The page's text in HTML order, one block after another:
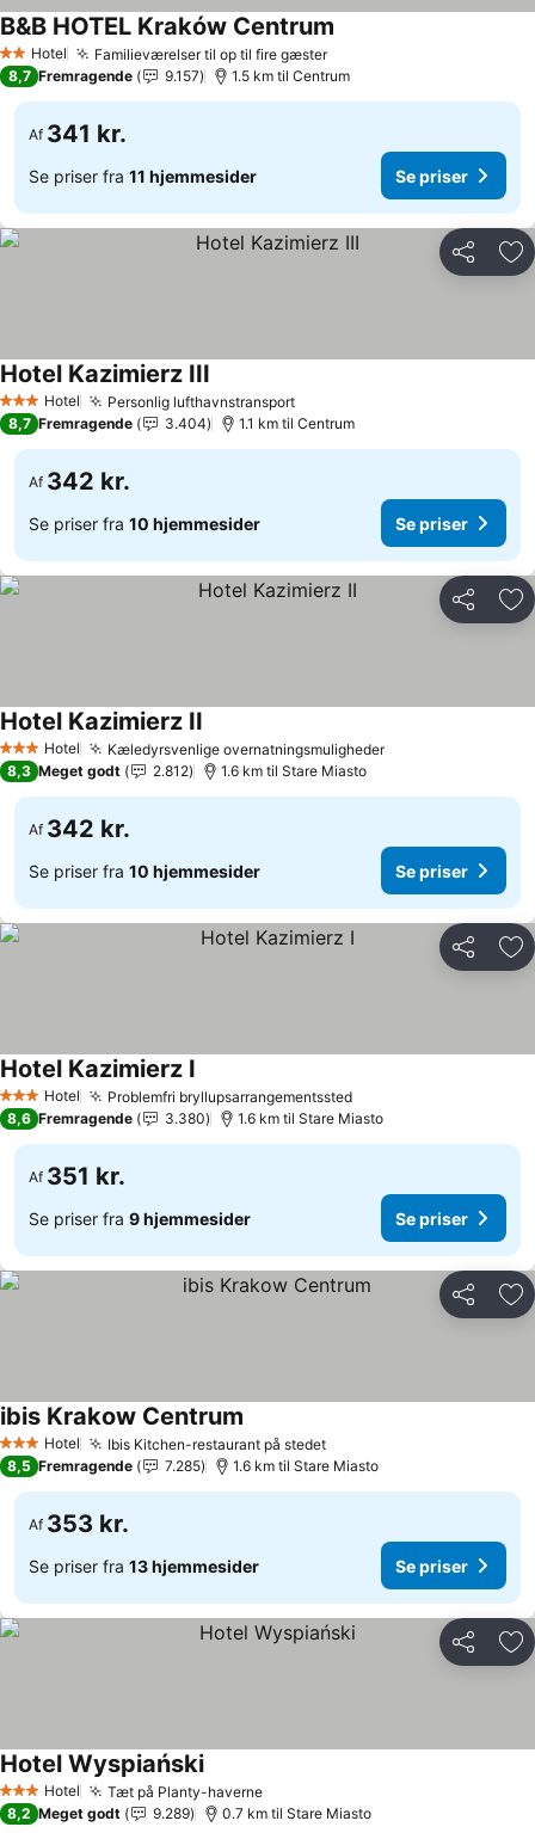
2 Stjerner
Hotel Familieværelser til op til fire gæsterSe priser
B&B HOTEL Kraków Centrum
8,7 Fremragende 9.157 1.5 km til Centrum
Af 341 kr.
Se priser fra 11 hjemmesider Se priser
Del
3 StjernerHotel Personlig lufthavnstransportSe priser
Hotel Kazimierz III
8,7 Fremragende 3.404 1.1 km til Centrum
Af 342 kr.
Se priser fra 10 hjemmesider Se priser
Del
3 StjernerHotel Kæledyrsvenlige overnatningsmulighederSe priser
Hotel Kazimierz II
8,3 Meget godt 2.812 1.6 km til Stare Miasto
Af 342 kr.
Se priser fra 10 hjemmesider Se priser
Del
3 StjernerHotel Problemfri bryllupsarrangementsstedSe priser
Hotel Kazimierz I
8,6 Fremragende 3.380 1.6 km til Stare Miasto
Af 351 kr.
Se priser fra 9 hjemmesider Se priser
Del
3 StjernerHotel Ibis Kitchen-restaurant på stedetSe priser
ibis Krakow Centrum
8,5 Fremragende 7.285 1.6 km til Stare Miasto
Af 353 kr.
Se priser fra 13 hjemmesider Se priser
Del
3 StjernerHotel Tæt på Planty-haverneSe priser
Hotel WyspiańskiSe priser
8,2 Meget godt 9.289 0.7 km til Stare Miasto